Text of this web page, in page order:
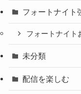
フォートナイト
フォートナイト
未分類
配信を楽しむ